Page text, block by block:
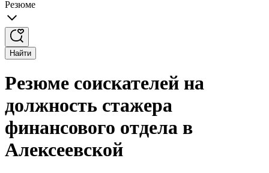
Резюме
Найти
Резюме соискателей на
должность стажера
финансового отдела в
Алексеевской